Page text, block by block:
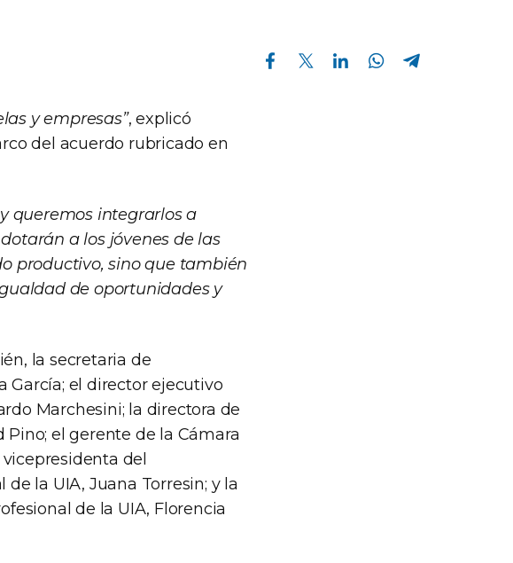
Compartir en Facebook Compartir en Twitter Compartir en Linkedin Compartir en Whatsapp
y empresas”, explicó
del acuerdo rubricado en
queremos integrarlos a
a los jóvenes de las
productivo, sino que también
de oportunidades y
la secretaria de
García; el director ejecutivo
Marchesini; la directora de
Pino; el gerente de la Cámara
del
la UIA, Juana Torresin; y la
de la UIA, Florencia